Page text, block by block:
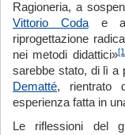
Ragioneria, a
Vittorio Codae a
riprogettazione
nei metodi didattici»
sarebbe stato, di lì a
Dematté, rientrato
esperienza fatta in
Le riflessioni del